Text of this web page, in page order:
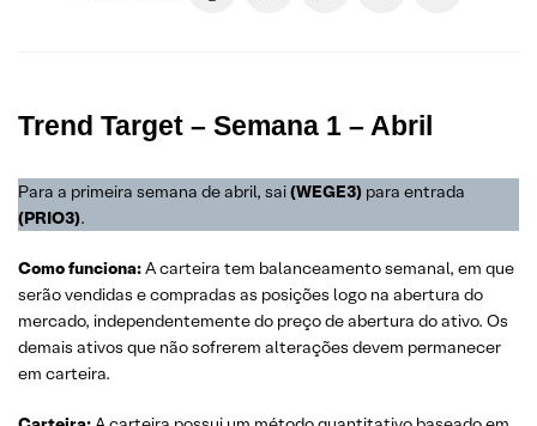
Trend Target – Semana 1 – Abril
Para a primeira semana de abril, sai(WEGE3) para entrada
(PRIO3).
Como funciona:A carteira tem balanceamento semanal, em que
serão vendidas e compradas as posições logo na abertura do
mercado, independentemente do preço de abertura do ativo. Os
demais ativos que não sofrerem alterações devem permanecer
em carteira.